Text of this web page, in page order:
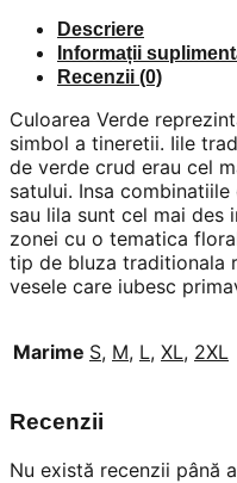
Descriere
Informații
Recenzii (0)
Culoarea Verde
simbol a tineretii. Iile
de verde crud erau cel
satului. Insa
sau lila sunt cel mai des
zonei cu o tematica
tip de bluza traditionala
vesele care iubesc
Marime S, M, L, XL, 2XL
Recenzii
Nu există recenzii până